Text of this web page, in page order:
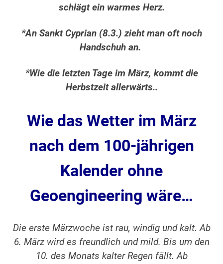
schlägt ein warmes Herz.
*An Sankt Cyprian (8.3.) zieht man oft noch
Handschuh an.
*Wie die letzten Tage im März, kommt die
Herbstzeit allerwärts..
Wie das Wetter im März
nach dem 100-jährigen
Kalender ohne
Geoengineering wäre…
Die erste Märzwoche ist rau, windig und kalt. Ab
6. März wird es freundlich und mild. Bis um den
10. des Monats kalter Regen fällt. Ab